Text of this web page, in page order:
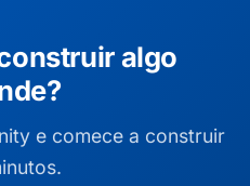
algo
e comece a construir